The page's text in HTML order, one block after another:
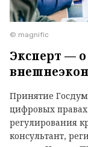
© magnific
Эксперт —
Принятие
цифровых
регулирования
консультант,